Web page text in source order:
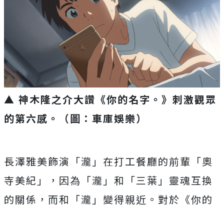
▲ 神木隆之介大讚《你的名字。》刺激觀眾
的第六感。
（圖：車庫娛樂）
長澤雅美飾演「瀧」在打工餐廳的前輩「奧
寺美紀」，因為「瀧」 和「三葉」靈魂互換
的關係，而和「瀧」變得親近。對於《你的